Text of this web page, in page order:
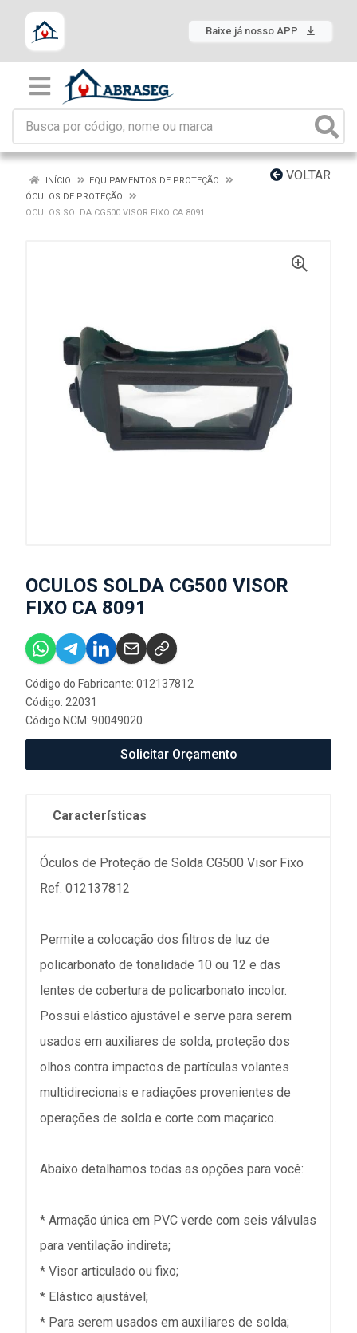
Baixe já nosso APP
VOLTAR
INÍCIO
EQUIPAMENTOS DE PROTEÇÃO
ÓCULOS DE PROTEÇÃO
OCULOS SOLDA CG500 VISOR FIXO CA 8091
OCULOS SOLDA CG500 VISOR
FIXO CA 8091
Código do Fabricante: 012137812
Código: 22031
Código NCM: 90049020
Solicitar Orçamento
Características
Óculos de Proteção de Solda CG500 Visor Fixo
Ref. 012137812
Permite a colocação dos filtros de luz de
policarbonato de tonalidade 10 ou 12 e das
lentes de cobertura de policarbonato incolor.
Possui elástico ajustável e serve para serem
usados em auxiliares de solda, proteção dos
olhos contra impactos de partículas volantes
multidirecionais e radiações provenientes de
operações de solda e corte com maçarico.
Abaixo detalhamos todas as opções para você:
* Armação única em PVC verde com seis válvulas
para ventilação indireta;
* Visor articulado ou fixo;
* Elástico ajustável;
* Para serem usados em auxiliares de solda;